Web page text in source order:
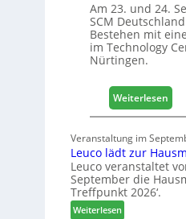
+
H
o
2
0
8
Am 23. und 24.
SCM
Bestehen mit
im Technology
Nürtingen.
Weiterlesen:
4
J
a
h
Veranstaltung im
Leuco lädt zur
Leuco veranstaltet
September die
Treffpunkt 2026‘.
Weiterlesen: